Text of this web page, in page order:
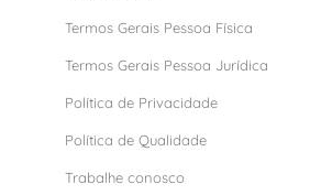
Termos Gerais Pessoa Física
Termos Gerais Pessoa Jurídica
Política de Privacidade
Política de Qualidade
Trabalhe conosco